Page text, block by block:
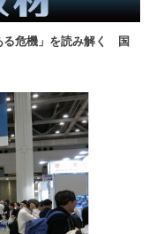
る危機」を読み解く 国